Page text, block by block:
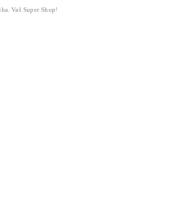
Vaš Super Shop!